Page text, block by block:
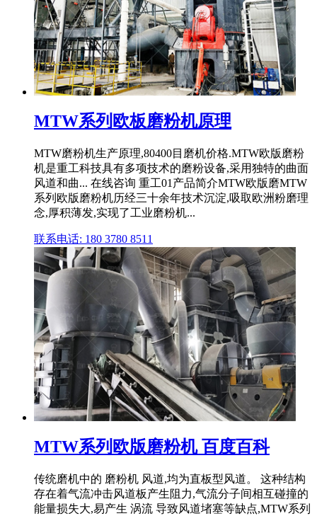
MTW系列欧板磨粉机原理
MTW磨粉机生产原理,80400目磨机价格.MTW欧版磨粉
机是重工科技具有多项技术的磨粉设备,采用独特的曲面
风道和曲... 在线咨询 重工01产品简介MTW欧版磨MTW
系列欧版磨粉机历经三十余年技术沉淀,吸取欧洲粉磨理
念,厚积薄发,实现了工业磨粉机...
联系电话: 180 3780 8511
MTW系列欧版磨粉机 百度百科
传统磨机中的 磨粉机 风道,均为直板型风道。 这种结构
存在着气流冲击风道板产生阻力,气流分子间相互碰撞的
能量损失大,易产生 涡流 导致风道堵塞等缺点,MTW系列